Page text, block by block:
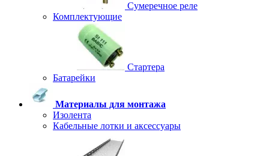
Сумеречное реле
Комплектующие
Стартера
Батарейки
Материалы для монтажа
Изолента
Кабельные лотки и аксессуары